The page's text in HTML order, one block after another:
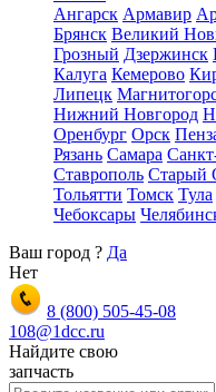
Ангарск Армавир
Брянск Великий
Грозный Дзержинск
Калуга Кемерово
Липецк
Нижний Новгород
Оренбург Орск
Рязань Самара
Ставрополь Старый
Тольятти Томск Тула
Чебоксары
Ваш город ? Да
Нет
8 (800) 505-45-08
108@1dcc.ru
Найдите свою
запчасть